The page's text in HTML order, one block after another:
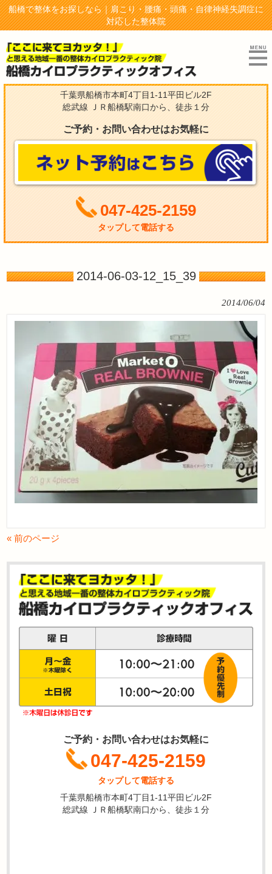
船橋で整体をお探しなら｜肩こり・腰痛・頭痛・自律神経失調症に
対応した整体院
千葉県船橋市本町4丁目1-11平田ビル2F
総武線 ＪＲ船橋駅南口から、徒歩１分
ご予約・お問い合わせはお気軽に
047-425-2159
タップして電話する
2014-06-03-12_15_39
2014/06/04
« 前のページ
ご予約・お問い合わせはお気軽に
047-425-2159
タップして電話する
千葉県船橋市本町4丁目1-11平田ビル2F
総武線 ＪＲ船橋駅南口から、徒歩１分